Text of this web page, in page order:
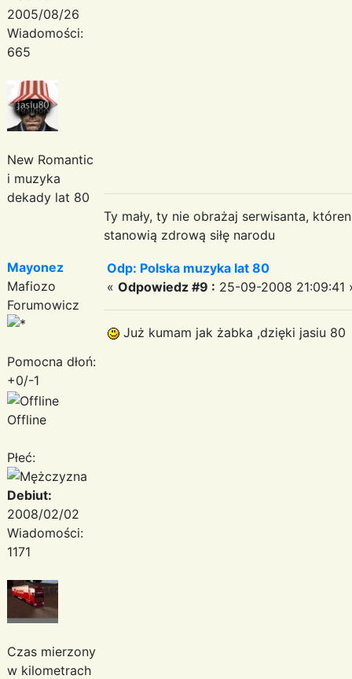
2005/08/26
Wiadomości:
665
New Romantic
i muzyka
dekady lat 80
Ty mały, ty nie obrażaj serwisanta,
stanowią zdrową siłę narodu
Mayonez
Mafiozo
Forumowicz
Pomocna dłoń:
+0/-1
Offline
Płeć:
Debiut:
2008/02/02
Wiadomości:
1171
Czas mierzony
w kilometrach
Odp: Polska muzyka lat 80
« Odpowiedz #9 : 25-09-2008 21:09:41
Już kumam jak żabka ,dzięki jasiu 80